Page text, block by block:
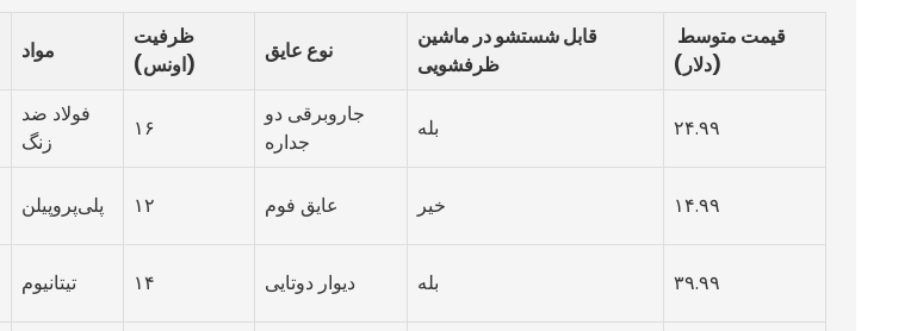
مواد
ظرفیت
(اونس)
نوع عایق
قابل شستشو در ماشین
ظرفشویی
قیمت متوسط ​​
(دلار)
فولاد ضد
زنگ
۱۶
جاروبرقی دو
جداره
بله ۲۴.۹۹
پلی‌پروپیلن ۱۲ عایق فوم خیر ۱۴.۹۹
تیتانیوم ۱۴ دیوار دوتایی بله ۳۹.۹۹